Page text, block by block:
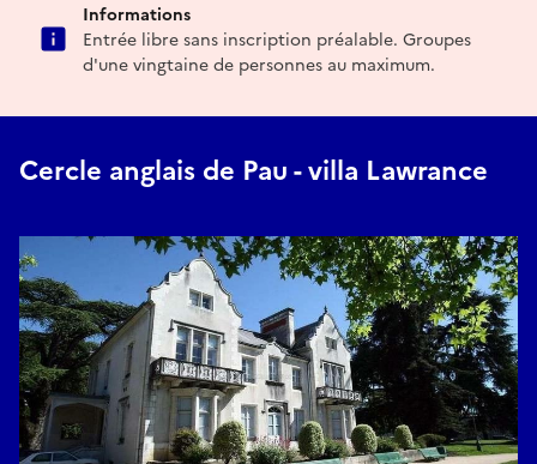
Informations
Entrée libre sans inscription préalable. Groupes
d'une vingtaine de personnes au maximum.
Cercle anglais de Pau - villa Lawrance